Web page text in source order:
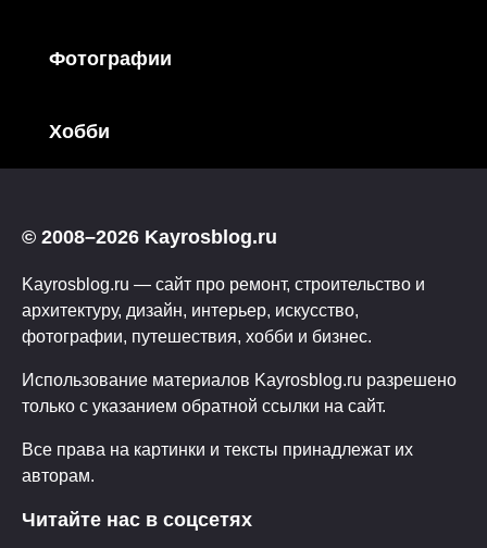
Фотографии
Хобби
© 2008–2026 Kayrosblog.ru
Kayrosblog.ru — сайт про ремонт, строительство и
архитектуру, дизайн, интерьер, искусство,
фотографии, путешествия, хобби и бизнес.
Использование материалов Kayrosblog.ru разрешено
только с указанием обратной ссылки на сайт.
Все права на картинки и тексты принадлежат их
авторам.
Читайте нас в соцсетях